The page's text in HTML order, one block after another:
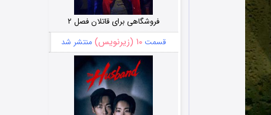
فروشگاهی برای قاتلان فصل ۲
قسمت۱۰ (زیرنویس) منتشر شد